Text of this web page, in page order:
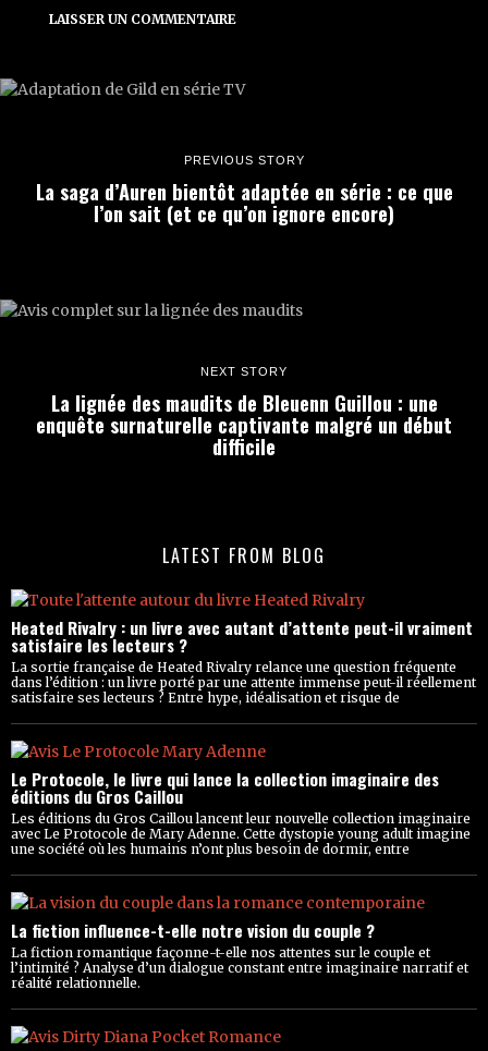
PREVIOUS STORY
La saga d’Auren bientôt adaptée en série : ce que
l’on sait (et ce qu’on ignore encore)
NEXT STORY
La lignée des maudits de Bleuenn Guillou : une
enquête surnaturelle captivante malgré un début
difficile
LATEST FROM BLOG
Heated Rivalry : un livre avec autant d’attente peut-il vraiment
satisfaire les lecteurs ?
La sortie française de Heated Rivalry relance une question fréquente
dans l’édition : un livre porté par une attente immense peut-il réellement
satisfaire ses lecteurs ? Entre hype, idéalisation et risque de
Le Protocole, le livre qui lance la collection imaginaire des
éditions du Gros Caillou
Les éditions du Gros Caillou lancent leur nouvelle collection imaginaire
avec Le Protocole de Mary Adenne. Cette dystopie young adult imagine
une société où les humains n’ont plus besoin de dormir, entre
La fiction influence-t-elle notre vision du couple ?
La fiction romantique façonne-t-elle nos attentes sur le couple et
l’intimité ? Analyse d’un dialogue constant entre imaginaire narratif et
réalité relationnelle.